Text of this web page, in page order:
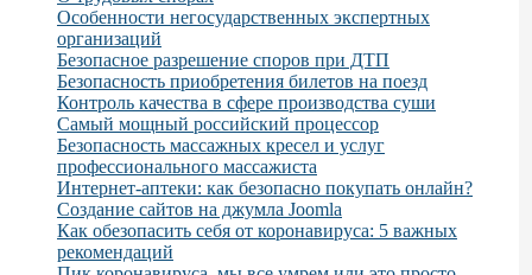
Особенности негосударственных экспертных
организаций
Безопасное разрешение споров при ДТП
Безопасность приобретения билетов на поезд
Контроль качества в сфере производства суши
Самый мощный российский процессор
Безопасность массажных кресел и услуг
профессионального массажиста
Интернет-аптеки: как безопасно покупать онлайн?
Создание сайтов на джумла Joomla
Как обезопасить себя от коронавируса: 5 важных
рекомендаций